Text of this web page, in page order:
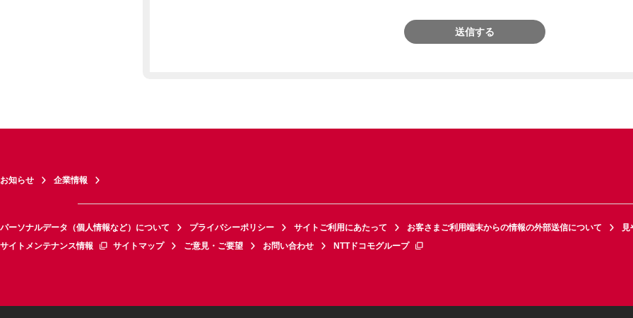
送信する
お知らせ 企業情報
パーソナルデータ（個人情報など）について プライバシーポリシー サイトご利用にあたって お客さまご利用端末からの情報の外部送信について
見
サイトメンテナンス情報
サイトマップ ご意見・ご要望 お問い合わせ NTTドコモグループ